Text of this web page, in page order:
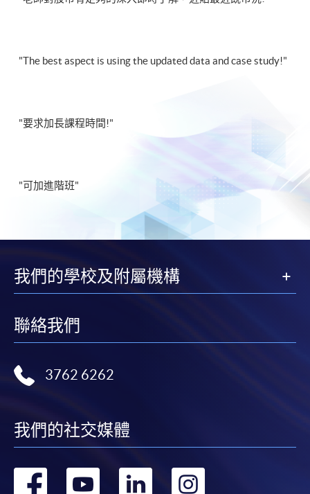
"The best aspect is using the updated data and case study!"
"要求加長課程時間!"
"可加進階班"
我們的學校及附屬機構
聯絡我們
3762 6262
我們的社交媒體
轉 轉 轉 轉